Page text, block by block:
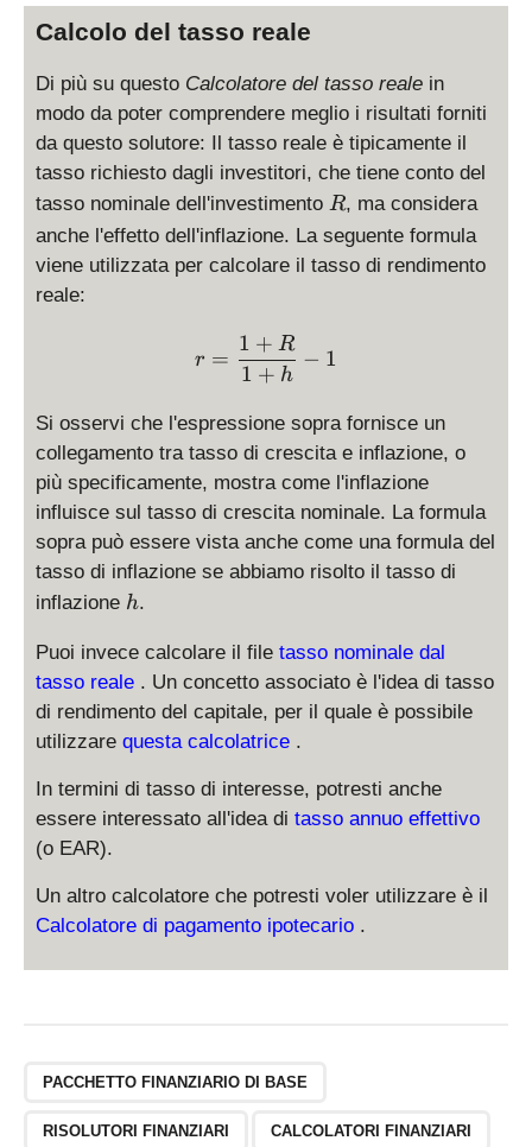
Calcolo del tasso reale
Di più su questo Calcolatore del tasso reale in
modo da poter comprendere meglio i risultati forniti
da questo solutore: Il tasso reale è tipicamente il
tasso richiesto dagli investitori, che tiene conto del
tasso nominale dell'investimento R
R, ma considera
anche l'effetto dell'inflazione. La seguente formula
viene utilizzata per calcolare il tasso di rendimento
reale:
r = \displaystyle
r =
1 + h
1 + R
− 1
Si osservi che l'espressione sopra fornisce un
collegamento tra tasso di crescita e inflazione, o
più specificamente, mostra come l'inflazione
influisce sul tasso di crescita nominale. La formula
sopra può essere vista anche come una formula del
tasso di inflazione se abbiamo risolto il tasso di
inflazione h
h.
Puoi invece calcolare il file tasso nominale dal
tasso reale . Un concetto associato è l'idea di tasso
di rendimento del capitale, per il quale è possibile
utilizzare questa calcolatrice .
In termini di tasso di interesse, potresti anche
essere interessato all'idea di tasso annuo effettivo
(o EAR).
Un altro calcolatore che potresti voler utilizzare è il
Calcolatore di pagamento ipotecario .
PACCHETTO FINANZIARIO DI BASE
RISOLUTORI FINANZIARI CALCOLATORI FINANZIARI